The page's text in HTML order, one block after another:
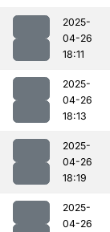
2025-
04-26
18:11
2025-
04-26
18:13
2025-
04-26
18:19
2025-
04-26